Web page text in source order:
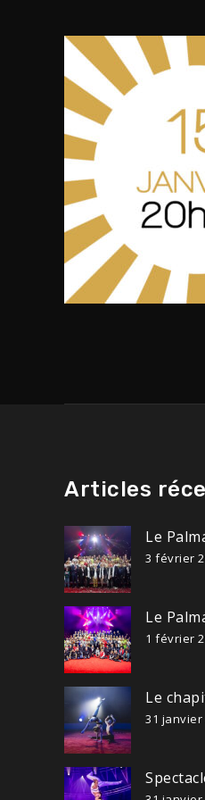
Articles
Le
3 février
Le
1 février
Le
31 janvier